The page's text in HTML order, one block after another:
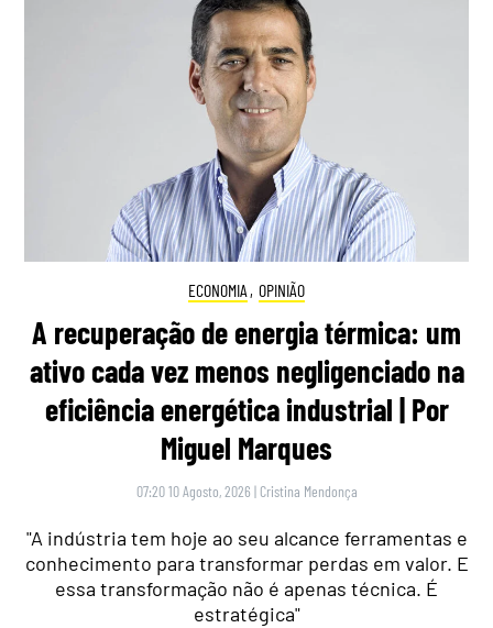
ECONOMIA , OPINIÃO
A recuperação de energia térmica: um
ativo cada vez menos negligenciado na
eficiência energética industrial | Por
Miguel Marques
07:20 10 Agosto, 2026 | Cristina Mendonça
"A indústria tem hoje ao seu alcance ferramentas e
conhecimento para transformar perdas em valor. E
essa transformação não é apenas técnica. É
estratégica"